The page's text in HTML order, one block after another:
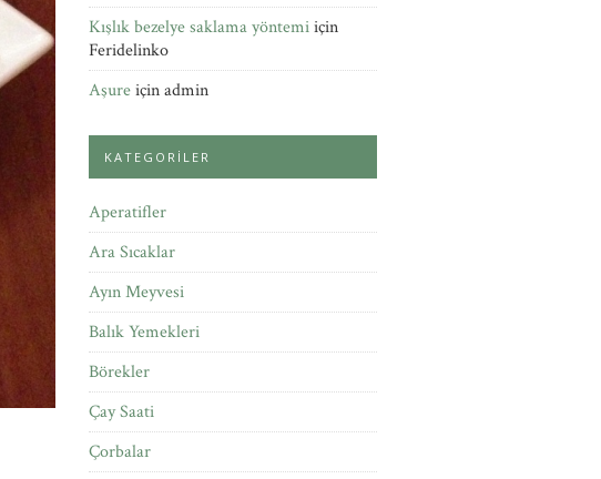
Kışlık bezelye saklama yöntemiiçin
Feridelinko
Aşureiçinadmin
KATEGORILER
Aperatifler
Ara Sıcaklar
Ayın Meyvesi
Balık Yemekleri
Börekler
Çay Saati
Çorbalar